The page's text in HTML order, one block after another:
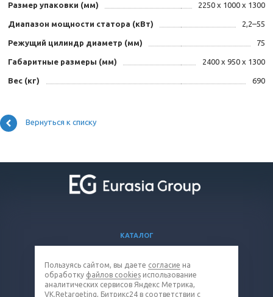
Размер упаковки (мм) 2250 х 1000 х 1300
Диапазон мощности статора (кВт) 2,2–55
Режущий цилиндр диаметр (мм) 75
Габаритные размеры (мм) 2400 х 950 х 1300
Вес (кг) 690
Вернуться к списку
КАТАЛОГ
КОМПАНИЯ
КОНТАКТЫ
Пользуясь сайтом, вы даете согласие на
обработку файлов cookies использование
аналитических сервисов Яндекс Метрика,
VK.Retargeting, Битрикс24 в соответствии с